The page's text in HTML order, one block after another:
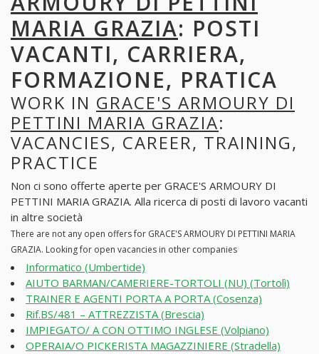
MARIA GRAZIA: POSTI
VACANTI, CARRIERA,
FORMAZIONE, PRATICA
WORK IN GRACE'S ARMOURY DI
PETTINI MARIA GRAZIA:
VACANCIES, CAREER, TRAINING,
PRACTICE
Non ci sono offerte aperte per GRACE'S ARMOURY DI
PETTINI MARIA GRAZIA. Alla ricerca di posti di lavoro vacanti
in altre società
There are not any open offers for GRACE'S ARMOURY DI PETTINI MARIA
GRAZIA. Looking for open vacancies in other companies
Informatico (Umbertide)
AIUTO BARMAN/CAMERIERE-TORTOLI (NU) (Tortolì)
TRAINER E AGENTI PORTA A PORTA (Cosenza)
Rif.BS/481 – ATTREZZISTA (Brescia)
IMPIEGATO/ A CON OTTIMO INGLESE (Volpiano)
OPERAIA/O PICKERISTA MAGAZZINIERE (Stradella)